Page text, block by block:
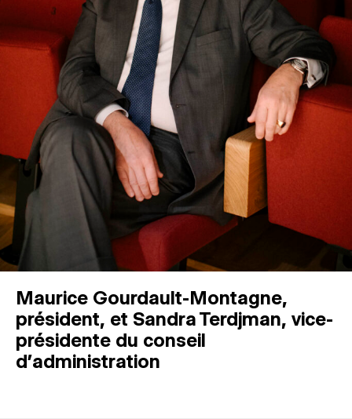
Maurice Gourdault-Montagne,
président, et Sandra Terdjman, vice-
présidente du conseil
d’administration